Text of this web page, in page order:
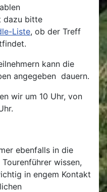
dazu bitte
Liste, ob der Treff
kann die
angegeben dauern.
wir um 10 Uhr, von
ebenfalls in die
wissen,
in engem Kontakt